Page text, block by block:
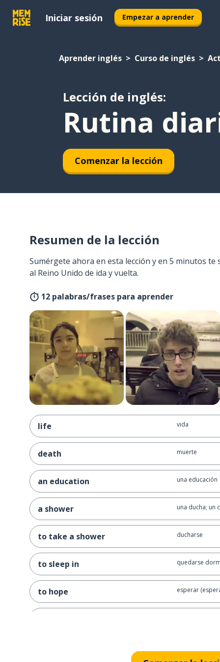
Iniciar sesión Empezar a aprender
Aprender inglés Curso de inglés
Lección de inglés:
Rutina
Comenzar la lección
Resumen de la lección
Sumérgete ahora en esta lección y en 5 minutos
al Reino Unido de ida y vuelta.
12 palabras/frases para aprender
life vida
death muerte
an education una educación
a shower una ducha; un
to take a shower ducharse
to sleep in quedarse
to hope esperar